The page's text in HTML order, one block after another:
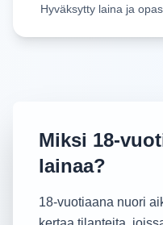
Hyväksytty laina ja
Miksi 18-
lainaa?
18-vuotiaana nuori